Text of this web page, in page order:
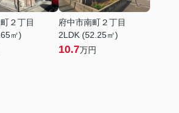
２丁目
㎡)
府中市南町２丁目
2LDK (52.25㎡)
10.7万円